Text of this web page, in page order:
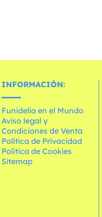
INFORMACIÓN:
Funidelia en el Mundo
Aviso legal y
Condiciones de Venta
Política de Privacidad
Política de Cookies
Sitemap